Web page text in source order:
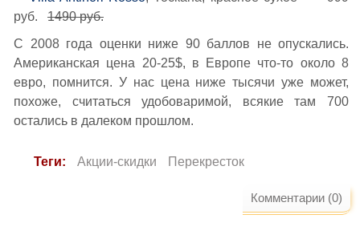
руб. 1490 руб.
С 2008 года оценки ниже 90 баллов не опускались.
Американская цена 20-25$, в Европе что-то около 8
евро, помнится. У нас цена ниже тысячи уже может,
похоже, считаться удобоваримой, всякие там 700
остались в далеком прошлом.
Теги: Акции-скидки Перекресток
Комментарии (0)